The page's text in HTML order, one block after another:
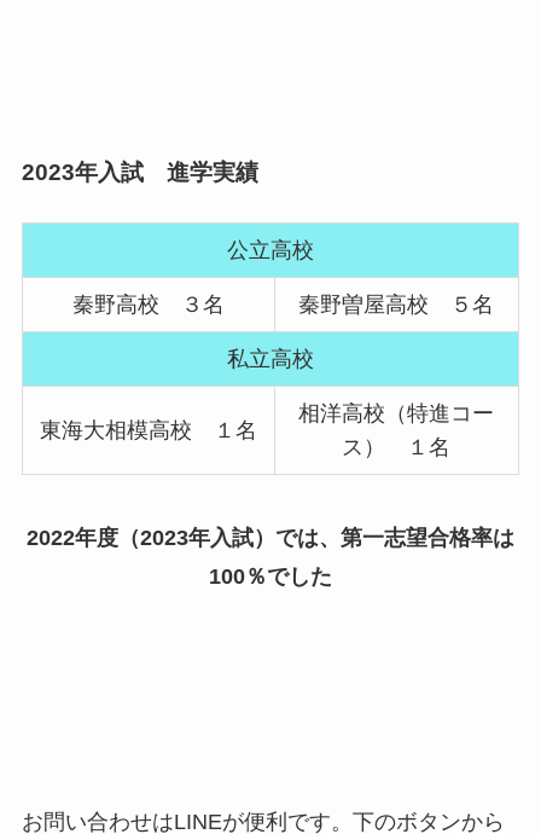
2023年入試 進学実績
公立高校
秦野高校 ３名 秦野曽屋高校 ５名
私立高校
東海大相模高校 １名
相洋高校（特進コー
ス） １名
2022年度（2023年入試）では、第一志望合格率は
100％でした
お問い合わせはLINEが便利です。下のボタンから